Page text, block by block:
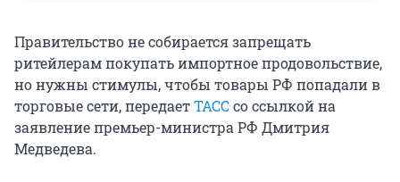
Правительство не собирается запрещать
ритейлерам покупать импортное продовольствие,
но нужны стимулы, чтобы товары РФ попадали в
торговые сети, передаетТАССсо ссылкой на
заявление премьер-министра РФ Дмитрия
Медведева.